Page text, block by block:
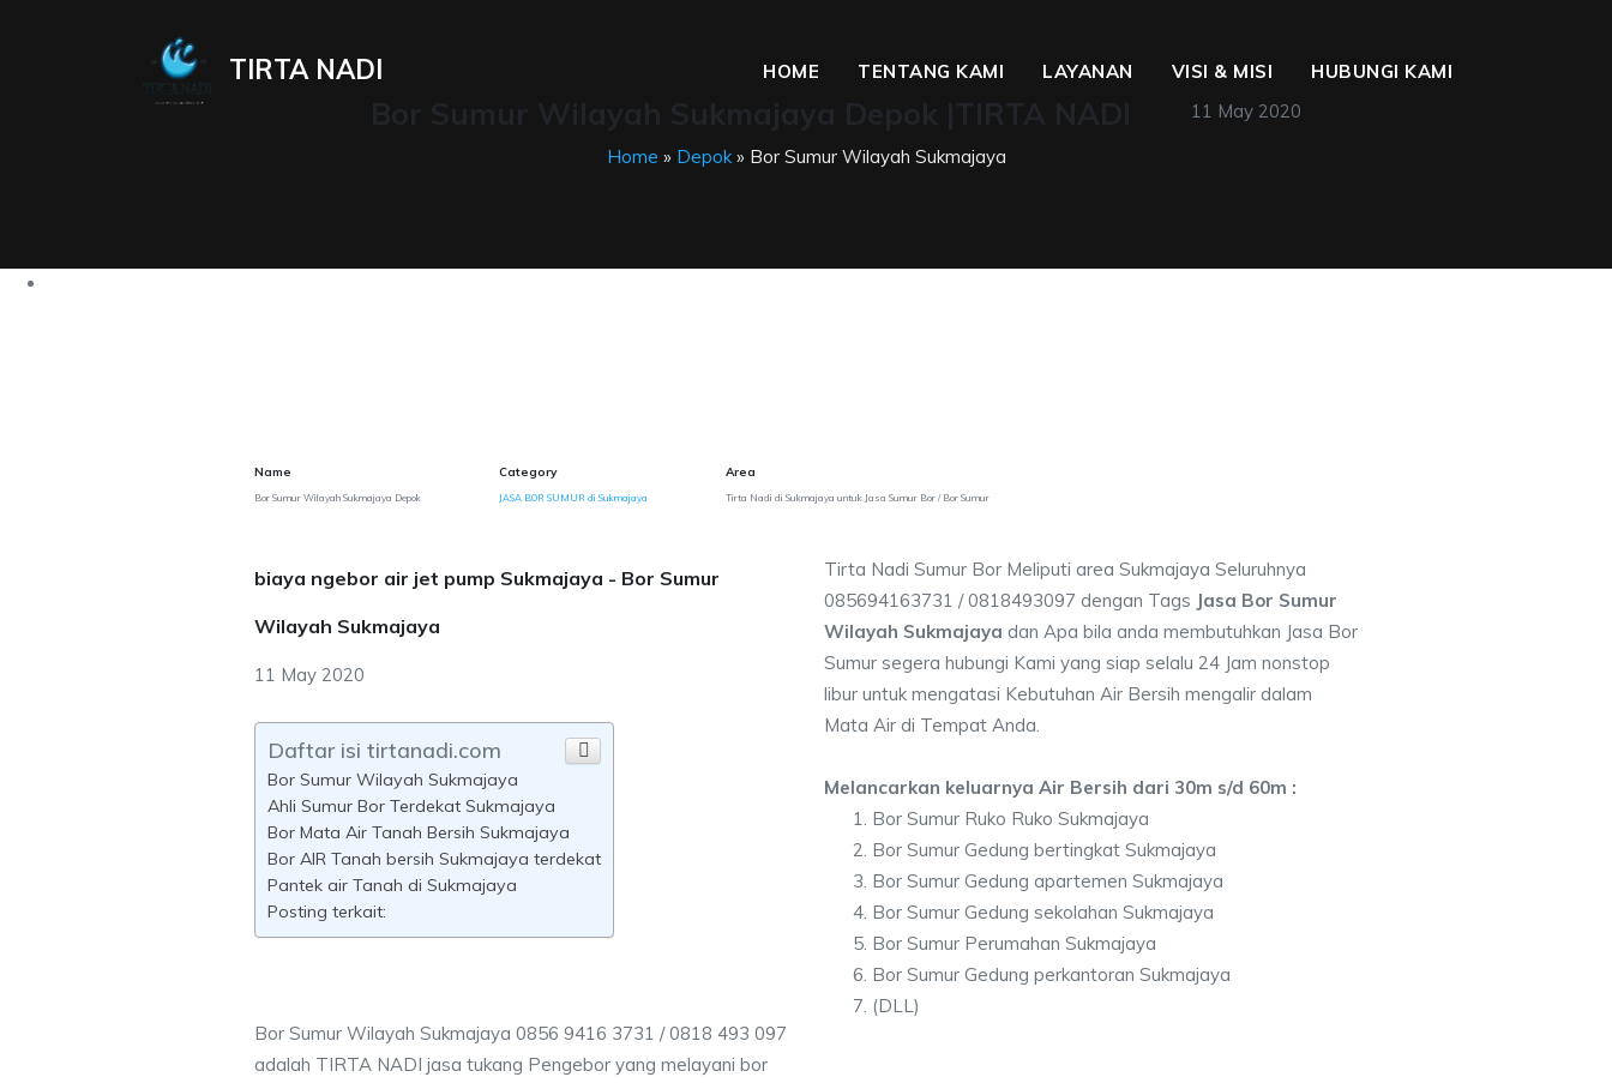
TIRTA NADI HOME TENTANG KAMI LAYANAN VISI & MISI
HUBUNGI KAMI
11 May 2020
Home » Depok» Bor Sumur Wilayah Sukmajaya
Name
Bor Sumur Wilayah Sukmajaya Depok
Category
JASA BOR SUMUR di Sukmajaya
Area
Tirta Nadi di Sukmajaya untuk Jasa Sumur Bor / Bor Sumur
biaya ngebor air jet pump Sukmajaya - Bor Sumur
Wilayah Sukmajaya
11 May 2020
Daftar isi tirtanadi.com
Bor Sumur Wilayah Sukmajaya
Ahli Sumur Bor Terdekat Sukmajaya
Bor Mata Air Tanah Bersih Sukmajaya
Bor AIR Tanah bersih Sukmajaya terdekat
Pantek air Tanah di Sukmajaya
Posting terkait:
Bor Sumur Wilayah Sukmajaya 0856 9416 3731 / 0818 493 097
adalah TIRTA NADI jasa tukang Pengebor yang melayani bor
Tirta Nadi Sumur Bor Meliputi area Sukmajaya Seluruhnya
085694163731 / 0818493097 dengan Tags Jasa Bor Sumur
Wilayah Sukmajaya dan Apa bila anda membutuhkan Jasa Bor
Sumur segera hubungi Kami yang siap selalu 24 Jam nonstop
libur untuk mengatasi Kebutuhan Air Bersih mengalir dalam
Mata Air di Tempat Anda.
Melancarkan keluarnya Air Bersih dari 30m s/d 60m :
Bor Sumur Ruko Ruko Sukmajaya
Bor Sumur Gedung bertingkat Sukmajaya
Bor Sumur Gedung apartemen Sukmajaya
Bor Sumur Gedung sekolahan Sukmajaya
Bor Sumur Perumahan Sukmajaya
Bor Sumur Gedung perkantoran Sukmajaya
(DLL)